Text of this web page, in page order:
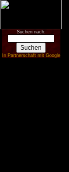
Suchen nach:
In Partnerschaft mit Google